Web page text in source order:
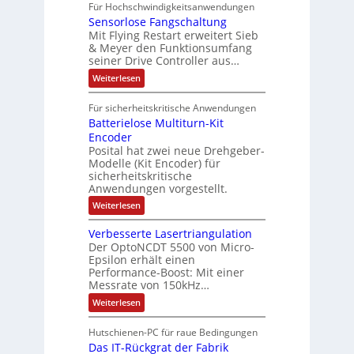
f
t
t
o
m
a
t
i
o
g
e
w
ä
h
t
b
e
i
t
s
k
ä
f
t
e
a
n
d
i
e
r
u
n
d
4
0
A
C
-
N
e
t
z
t
e
l
e
r
ä
l
t
S
c
h
u
t
z
l
a
c
k
b
e
s
c
Für Hochschwindigkeitsanwendungen
Sensorlose Fangschaltung
Mit Flying Restart erweitert Sieb
& Meyer den Funktionsumfang
seiner Drive Controller aus…
Weiterlesen:
S
n
s
l
o
s
e
F
a
n
g
s
c
h
a
l
t
u
n
g
Für sicherheitskritische Anwendungen
Batterielose Multiturn-Kit
Encoder
Posital hat zwei neue Drehgeber-
Modelle (Kit Encoder) für
sicherheitskritische
Anwendungen vorgestellt.
Weiterlesen:
B
t
t
e
r
i
e
l
o
e
M
Verbesserte Lasertriangulation
Der OptoNCDT 5500 von Micro-
Epsilon erhält einen
Performance-Boost: Mit einer
Messrate von 150kHz…
Weiterlesen:
V
r
b
Hutschienen-PC für raue Bedingungen
Das IT-Rückgrat der Fabrik